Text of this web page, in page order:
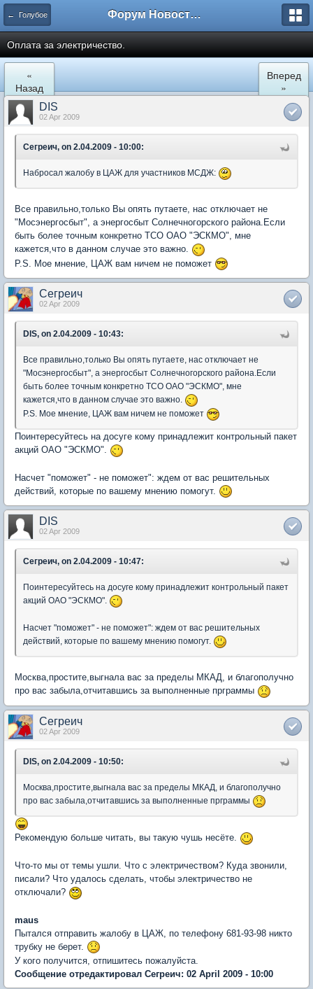
← Голубое Форум Новостройки
Оплата за электричество.
«
Назад
Вперед
»
DIS
02 Apr 2009
Сегреич, on 2.04.2009 - 10:00:
Набросал жалобу в ЦАЖ для участников МСДЖ:
Все правильно,только Вы опять путаете, нас отключает не
"Мосэнергосбыт", а энергосбыт Солнечногорского района.Если
быть более точным конкретно ТСО ОАО "ЭСКМО", мне
кажется,что в данном случае это важно.
P.S. Мое мнение, ЦАЖ вам ничем не поможет
Сегреич
02 Apr 2009
DIS, on 2.04.2009 - 10:43:
Все правильно,только Вы опять путаете, нас отключает не
"Мосэнергосбыт", а энергосбыт Солнечногорского района.Если
быть более точным конкретно ТСО ОАО "ЭСКМО", мне
кажется,что в данном случае это важно.
P.S. Мое мнение, ЦАЖ вам ничем не поможет
Поинтересуйтесь на досуге кому принадлежит контрольный пакет
акций ОАО "ЭСКМО".
Насчет "поможет" - не поможет": ждем от вас решительных
действий, которые по вашему мнению помогут.
DIS
02 Apr 2009
Сегреич, on 2.04.2009 - 10:47:
Поинтересуйтесь на досуге кому принадлежит контрольный пакет
акций ОАО "ЭСКМО".
Насчет "поможет" - не поможет": ждем от вас решительных
действий, которые по вашему мнению помогут.
Москва,простите,выгнала вас за пределы МКАД, и благополучно
про вас забыла,отчитавшись за выполненные прграммы
Сегреич
02 Apr 2009
DIS, on 2.04.2009 - 10:50:
Москва,простите,выгнала вас за пределы МКАД, и благополучно
про вас забыла,отчитавшись за выполненные прграммы
Рекомендую больше читать, вы такую чушь несёте.
Что-то мы от темы ушли. Что с электричеством? Куда звонили,
писали? Что удалось сделать, чтобы электричество не
отключали?
maus
Пытался отправить жалобу в ЦАЖ, по телефону 681-93-98 никто
трубку не берет.
У кого получится, отпишитесь пожалуйста.
Сообщение отредактировал Сегреич: 02 April 2009 - 10:00